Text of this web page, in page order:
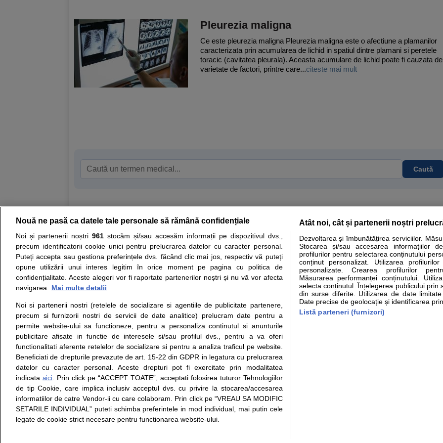
Pleurezia maligna
Ce este pleurezia maligna Pleurezia maligna este o afectiune a plamanilor
caracterizata prin acumularea de lichid in spatiul dintre plamani si peretele
toracic (cavitatea pleurala). Aceasta acumulare de lichid poate fi cauzata
varietate de factori, printre care...citeste mai mult
Caută
Resurse: Autoevaluare simptome Interpretare analize Specialitati medicale
Opiniile avizate ale medicilor, sfaturile si orice alte informatii despre sanatate disponibile pe sfatulmedicului.ro au scop informativ si
nici diagnosticul stabilit in urma investigatiilor si analizelor medicale. Va sfatuim, ca pe langa informatia primita pe sfatulmedicului.ro
ii punem la dispozitie pentru programare in sistemul de programari la medic Clickmed.
Despre noi
Contact
Intrebari frecvente
Consultanti
medicali
Termeni si conditii
Politica de
confidentialitate
Politica de cookie
Modifica Setarile Cookie
Drepturile consumatorului
Protectia consumatorilor -
ANPC
Solutionarea Alternativa a
Litigiilor
Info consumator: 0800.080.999
Formulare europene - CNAS
Ministerul Sanatatii - ANMDM
Parteneri
Inscriere clinica
© Copyright © 2005 - 2026
SFATUL MEDICULUI.ro S.A, CUI: RO 38847631, J40/1995/2018, cu sediul in Bucuresti, Bulevardul Pierre de Coubertin, Office
Nouă ne pasă ca datele tale personale să rămână confidențiale
Noi și partenerii noștri 961stocăm și/sau accesăm informații pe dispozitivul dvs.,
precum identificatorii cookie unici pentru prelucrarea datelor cu caracter personal.
Puteți accepta sau gestiona preferințele dvs. făcând clic mai jos, respectiv vă puteți
opune utilizării unui interes legitim în orice moment pe pagina cu politica de
confidențialitate. Aceste alegeri vor fi raportate partenerilor noștri și nu vă vor afecta
navigarea.
Mai multe detalii
Noi si partenerii nostri (retelele de socializare si agentiile de publicitate partenere,
precum si furnizorii nostri de servicii de date analitice) prelucram date pentru a
permite website-ului sa functioneze, pentru a personaliza continutul si anunturile
publicitare afisate in functie de interesele si/sau profilul dvs., pentru a va oferi
functionalitati aferente retelelor de socializare si pentru a analiza traficul pe website.
Beneficiati de drepturile prevazute de art. 15-22 din GDPR in legatura cu prelucrarea
datelor cu caracter personal. Aceste drepturi pot fi exercitate prin modalitatea
indicata aici. Prin click pe “ACCEPT TOATE”, acceptati folosirea tuturor Tehnologiilor
de tip Cookie, care implica inclusiv acceptul dvs. cu privire la stocarea/accesarea
informatiilor de catre Vendor-ii cu care colaboram. Prin click pe “VREAU SA MODIFIC
SETARILE INDIVIDUAL” puteti schimba preferintele in mod individual, mai putin cele
legate de cookie strict necesare pentru functionarea website-ului.
Atât noi, cât și partenerii noștri
Dezvoltarea și îmbunătățirea serviciilor.
Stocarea și/sau accesarea informațiilor
profilurilor pentru selectarea conținutului
conținut personalizat. Utilizarea
personalizate. Crearea profilurilor
Măsurarea performanței conținutului.
selecta conținutul. Înțelegerea publicului prin
din surse diferite. Utilizarea de date
Date precise de geolocație și identificarea
Listă parteneri (furnizori)